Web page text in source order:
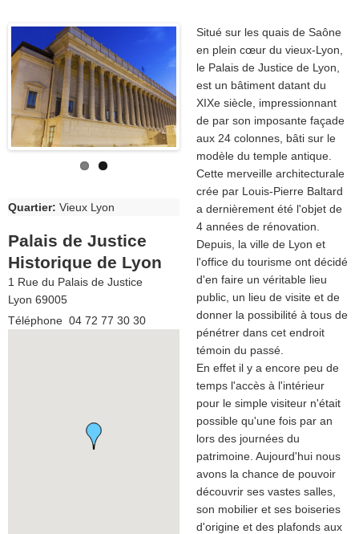
Quartier: Vieux Lyon
Palais de Justice
Historique de Lyon
1 Rue du Palais de Justice
Lyon 69005
Téléphone 04 72 77 30 30
Situé sur les quais de Saône
en plein cœur du vieux-Lyon,
le Palais de Justice de Lyon,
est un bâtiment datant du
XIXe siècle, impressionnant
de par son imposante façade
aux 24 colonnes, bâti sur le
modèle du temple antique.
Cette merveille architecturale
crée par Louis-Pierre Baltard
a dernièrement été l'objet de
4 années de rénovation.
Depuis, la ville de Lyon et
l'office du tourisme ont décidé
d'en faire un véritable lieu
public, un lieu de visite et de
donner la possibilité à tous de
pénétrer dans cet endroit
témoin du passé.
En effet il y a encore peu de
temps l'accès à l'intérieur
pour le simple visiteur n'était
possible qu'une fois par an
lors des journées du
patrimoine. Aujourd'hui nous
avons la chance de pouvoir
découvrir ses vastes salles,
son mobilier et ses boiseries
d'origine et des plafonds aux